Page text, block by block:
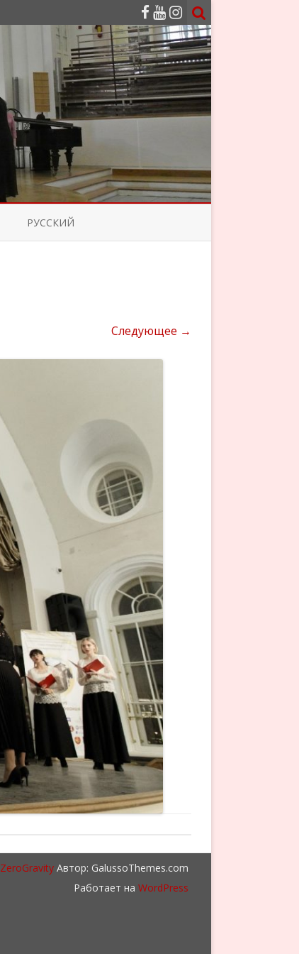
РУССКИЙ
Следующее →
ZeroGravity Автор: GalussoThemes.com
Работает на WordPress